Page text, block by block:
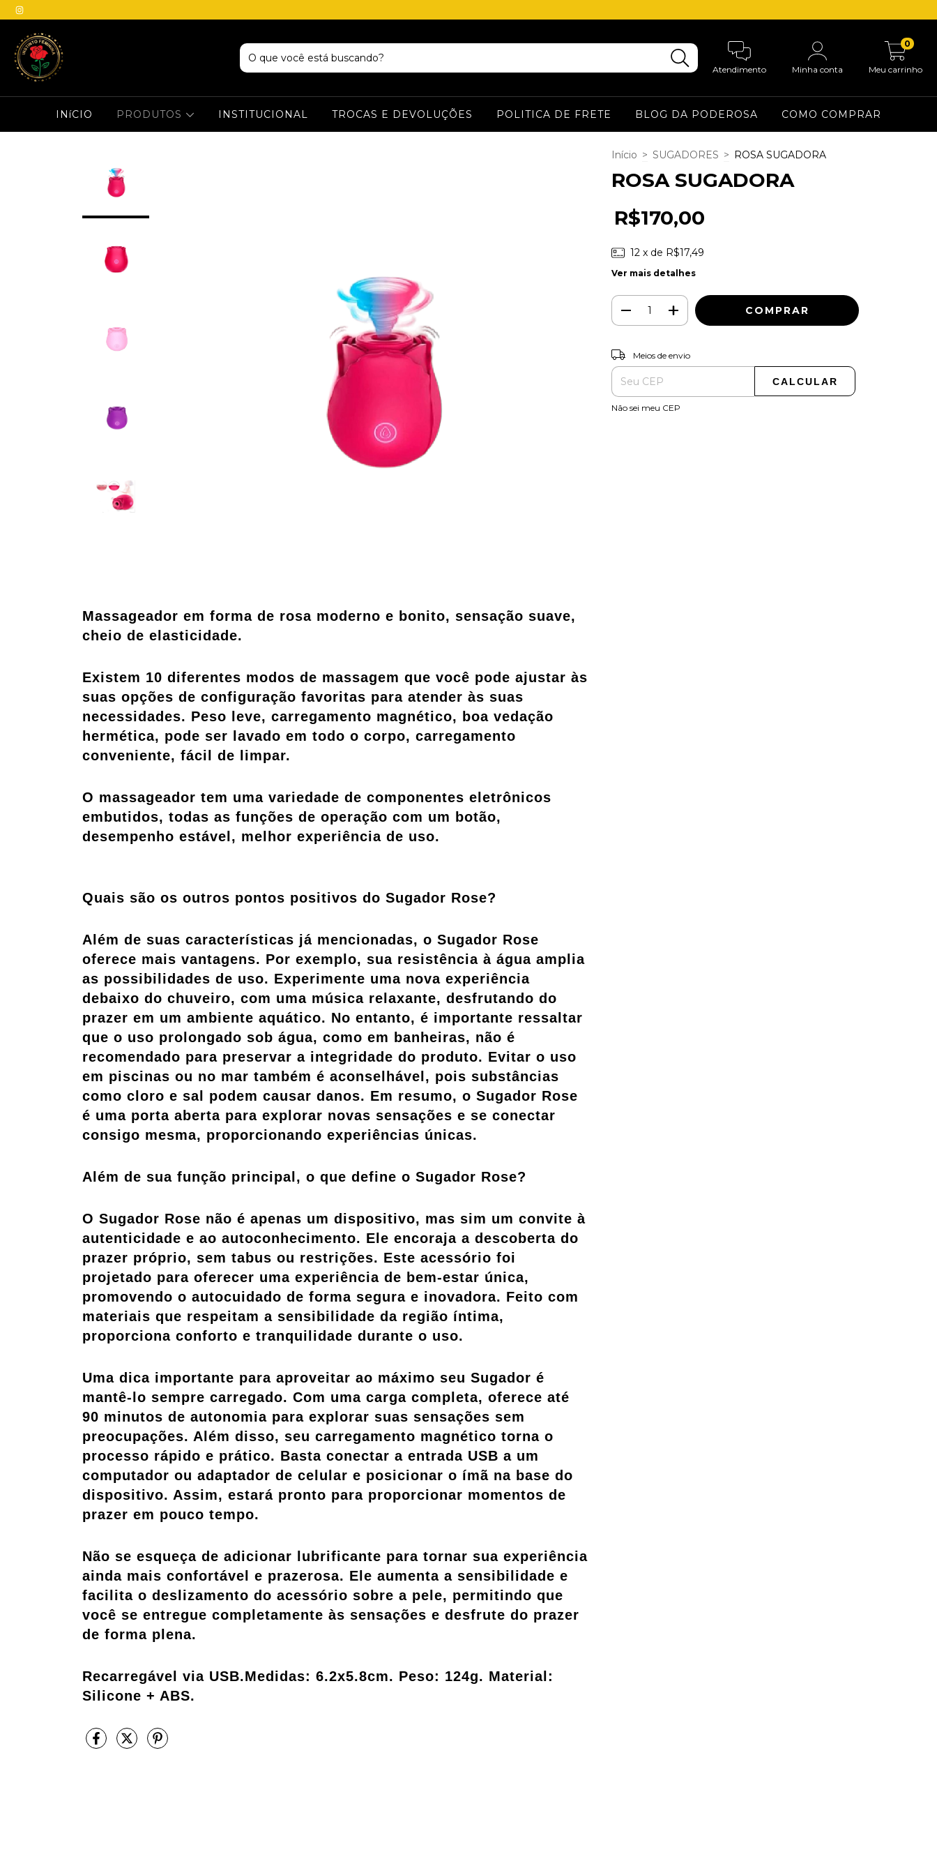
Atendimento Minha conta Meu carrinho
0
INíCIO PRODUTOS INSTITUCIONAL TROCAS E DEVOLUÇÕES POLITICA DE FRETE BLOG DA PODEROSA COMO COMPRAR
Massageador em forma de rosa moderno e bonito, sensação suave,
cheio de elasticidade.
Existem 10 diferentes modos de massagem que você pode ajustar às
suas opções de configuração favoritas para atender às suas
necessidades. Peso leve, carregamento magnético, boa vedação
hermética, pode ser lavado em todo o corpo, carregamento
conveniente, fácil de limpar.
O massageador tem uma variedade de componentes eletrônicos
embutidos, todas as funções de operação com um botão,
desempenho estável, melhor experiência de uso.
Quais são os outros pontos positivos do Sugador Rose?
Além de suas características já mencionadas, o Sugador Rose
oferece mais vantagens. Por exemplo, sua resistência à água amplia
as possibilidades de uso. Experimente uma nova experiência
debaixo do chuveiro, com uma música relaxante, desfrutando do
prazer em um ambiente aquático. No entanto, é importante ressaltar
que o uso prolongado sob água, como em banheiras, não é
recomendado para preservar a integridade do produto. Evitar o uso
em piscinas ou no mar também é aconselhável, pois substâncias
como cloro e sal podem causar danos. Em resumo, o Sugador Rose
é uma porta aberta para explorar novas sensações e se conectar
consigo mesma, proporcionando experiências únicas.
Além de sua função principal, o que define o Sugador Rose?
O Sugador Rose não é apenas um dispositivo, mas sim um convite à
autenticidade e ao autoconhecimento. Ele encoraja a descoberta do
prazer próprio, sem tabus ou restrições. Este acessório foi
projetado para oferecer uma experiência de bem-estar única,
promovendo o autocuidado de forma segura e inovadora. Feito com
materiais que respeitam a sensibilidade da região íntima,
proporciona conforto e tranquilidade durante o uso.
Uma dica importante para aproveitar ao máximo seu Sugador é
mantê-lo sempre carregado. Com uma carga completa, oferece até
90 minutos de autonomia para explorar suas sensações sem
preocupações. Além disso, seu carregamento magnético torna o
processo rápido e prático. Basta conectar a entrada USB a um
computador ou adaptador de celular e posicionar o ímã na base do
dispositivo. Assim, estará pronto para proporcionar momentos de
prazer em pouco tempo.
Não se esqueça de adicionar lubrificante para tornar sua experiência
ainda mais confortável e prazerosa. Ele aumenta a sensibilidade e
facilita o deslizamento do acessório sobre a pele, permitindo que
você se entregue completamente às sensações e desfrute do prazer
de forma plena.
Recarregável via USB.Medidas: 6.2x5.8cm. Peso: 124g. Material:
Silicone + ABS.
Início > SUGADORES > ROSA SUGADORA
ROSA SUGADORA
R$170,00
12 x de R$17,49
Ver mais detalhes
Entregas para o CEP:
Meios de envio
CALCULAR
Não sei meu CEP